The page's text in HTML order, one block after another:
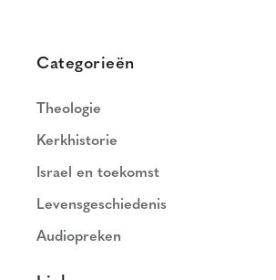
Categorieën
Theologie
Kerkhistorie
Israel en toekomst
Levensgeschiedenis
Audiopreken